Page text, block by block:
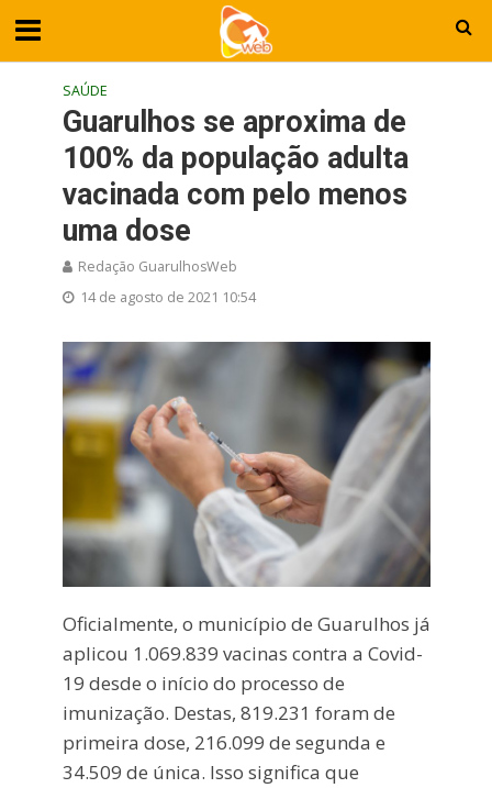
SAÚDE
Guarulhos se aproxima de
100% da população adulta
vacinada com pelo menos
uma dose
Redação GuarulhosWeb
14 de agosto de 2021 10:54
Oficialmente, o município de Guarulhos já
aplicou 1.069.839 vacinas contra a Covid-
19 desde o início do processo de
imunização. Destas, 819.231 foram de
primeira dose, 216.099 de segunda e
34.509 de única. Isso significa que